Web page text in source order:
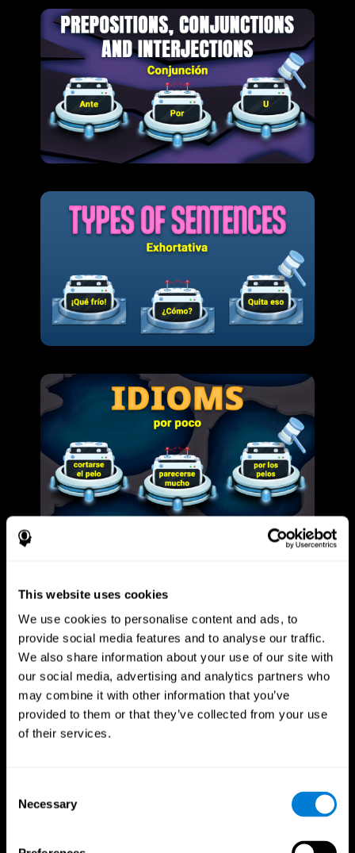
This website uses cookies
We use cookies to personalise content and ads, to
provide social media features and to analyse our traffic.
We also share information about your use of our site with
our social media, advertising and analytics partners who
may combine it with other information that you’ve
provided to them or that they’ve collected from your use
of their services.
Selection
Necessary